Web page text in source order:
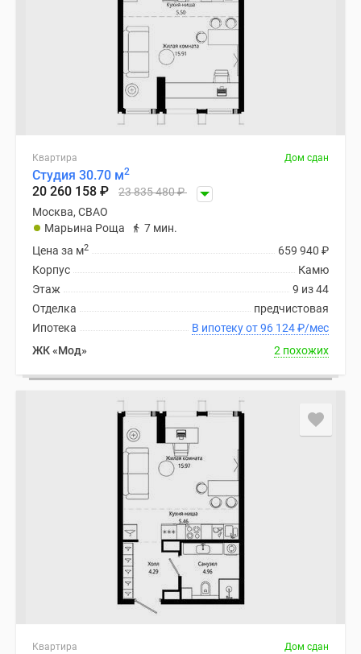
Квартира Дом сдан
Студия 30.70 м2
20 260 158 ₽ 23 835 480₽
Москва, СВАО
Марьина Роща
7 мин.
659 940 ₽
Цена за м2
Камю
Корпус
9 из 44
Этаж
предчистовая
Отделка
В ипотеку от 96 124₽/мес
Ипотека
ЖК «Мод»
2 похожих
Квартира Дом сдан